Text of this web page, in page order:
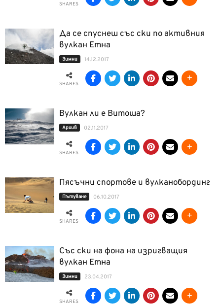
SHARES
Да се спуснеш със ски по активния
вулкан Етна
Зимни 14.12.2017
SHARES
Вулкан ли е Витоша?
Архив 02.11.2017
SHARES
Пясъчни спортове и вулканобординг
Пътуване 06.10.2017
SHARES
Със ски на фона на изригващия
вулкан Етна
Зимни 23.04.2017
SHARES